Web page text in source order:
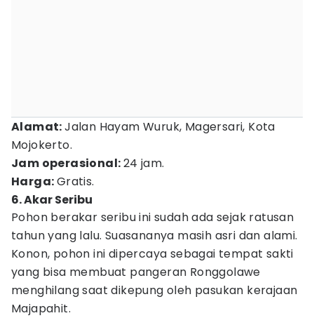
Alamat:Jalan Hayam Wuruk, Magersari, Kota
Mojokerto.
Jam operasional:24 jam.
Harga:Gratis.
6. Akar Seribu
Pohon berakar seribu ini sudah ada sejak ratusan
tahun yang lalu. Suasananya masih asri dan alami.
Konon, pohon ini dipercaya sebagai tempat sakti
yang bisa membuat pangeran Ronggolawe
menghilang saat dikepung oleh pasukan kerajaan
Majapahit.